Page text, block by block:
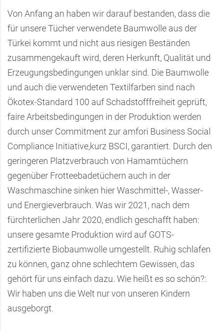
Von Anfang an haben wir darauf bestanden, dass die
für unsere Tücher verwendete Baumwolle aus der
Türkei kommt und nicht aus riesigen Beständen
zusammengekauft wird, deren Herkunft, Qualität und
Erzeugungsbedingungen unklar sind. Die Baumwolle
und auch die verwendeten Textilfarben sind nach
Ökotex-Standard 100 auf Schadstofffreiheit geprüft,
faire Arbeitsbedingungen in der Produktion werden
durch unser Commitment zur amfori Business Social
Compliance Initiative,kurz BSCI, garantiert. Durch den
geringeren Platzverbrauch von Hamamtüchern
gegenüber Frotteebadetüchern auch in der
Waschmaschine sinken hier Waschmittel-, Wasser-
und Energieverbrauch. Was wir 2021, nach dem
fürchterlichen Jahr 2020, endlich geschafft haben:
unsere gesamte Produktion wird auf GOTS-
zertifizierte Biobaumwolle umgestellt. Ruhig schlafen
zu können, ganz ohne schlechtem Gewissen, das
gehört für uns einfach dazu. Wie heißt es so schön?:
Wir haben uns die Welt nur von unseren Kindern
ausgeborgt.